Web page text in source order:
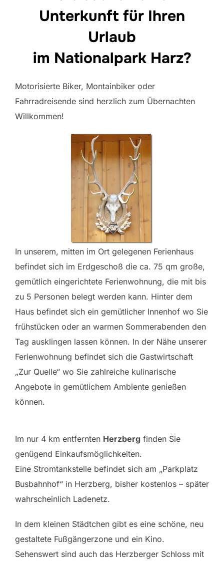
Unterkunft für Ihren
Urlaub
im Nationalpark Harz?
Motorisierte Biker, Montainbiker oder
Fahrradreisende sind herzlich zum Übernachten
Willkommen!
In unserem, mitten im Ort gelegenen Ferienhaus
befindet sich im Erdgeschoß die ca. 75 qm große,
gemütlich eingerichtete Ferienwohnung, die mit bis
zu 5 Personen belegt werden kann. Hinter dem
Haus befindet sich ein gemütlicher Innenhof wo Sie
frühstücken oder an warmen Sommerabenden den
Tag ausklingen lassen können. In der Nähe unserer
Ferienwohnung befindet sich die Gastwirtschaft
„Zur Quelle“ wo Sie zahlreiche kulinarische
Angebote in gemütlichem Ambiente genießen
können.
Im nur 4 km entfernten Herzberg finden Sie
genügend Einkaufsmöglichkeiten.
Eine Stromtankstelle befindet sich am „Parkplatz
Busbahnhof“ in Herzberg, bisher kostenlos – später
wahrscheinlich Ladenetz.
In dem kleinen Städtchen gibt es eine schöne, neu
gestaltete Fußgängerzone und ein Kino.
Sehenswert sind auch das Herzberger Schloss mit